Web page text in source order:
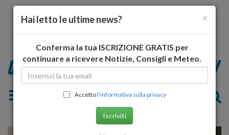
Toggle navigation
×
Hai letto le ultime news?
Conferma la tua ISCRIZIONE GRATIS per
continuare a ricevere Notizie, Consigli e Meteo.
Accettol'informativa sulla privacy
Iscriviti